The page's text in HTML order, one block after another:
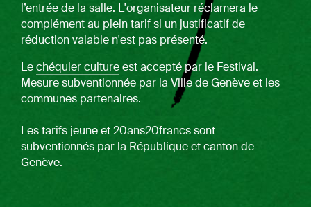
l’entrée de la salle. L'organisateur réclamera le
complément au plein tarif si un justificatif de
réduction valable n'est pas présenté.
Lechéquier cultureest accepté par le Festival.
Mesure subventionnée par la Ville de Genève et les
communes partenaires.
Les tarifs jeune et20ans20francssont
subventionnés par la République et canton de
Genève.